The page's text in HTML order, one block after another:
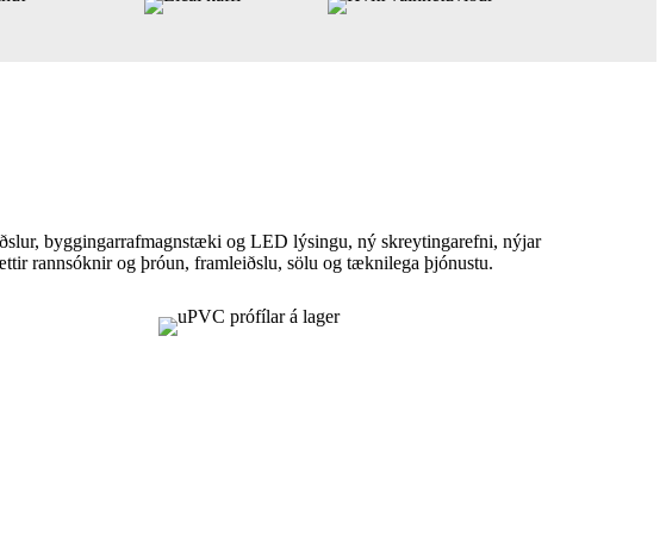
byggingarrafmagnstæki og LED lýsingu, ný skreytingarefni, nýjar
rannsóknir og þróun, framleiðslu, sölu og tæknilega þjónustu.